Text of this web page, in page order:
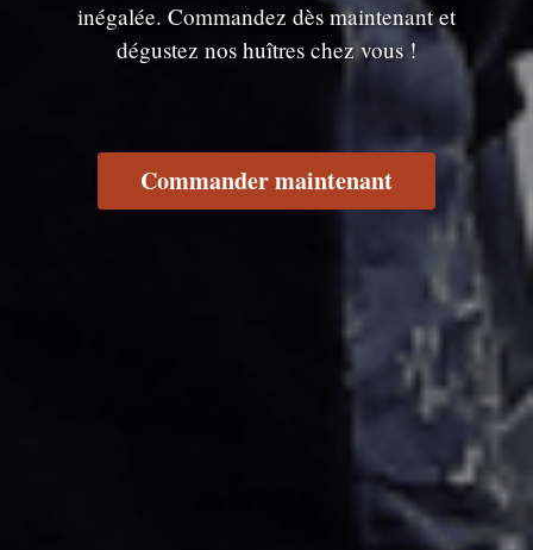
inégalée. Commandez dès maintenant et
dégustez nos huîtres chez vous !
Commander maintenant